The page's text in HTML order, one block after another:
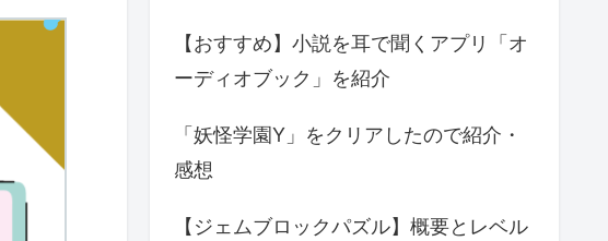
【おすすめ】小説を耳で聞くアプリ「オ
ーディオブック」を紹介
「妖怪学園Y」をクリアしたので紹介・
感想
【ジェムブロックパズル】概要とレベル